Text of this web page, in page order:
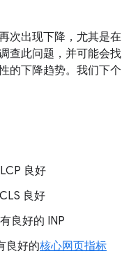
次出现下降，尤其是在
查此问题，并可能会找
的下降趋势。我们下个
良好
良好
良好的 INP
良好的核心网页指标